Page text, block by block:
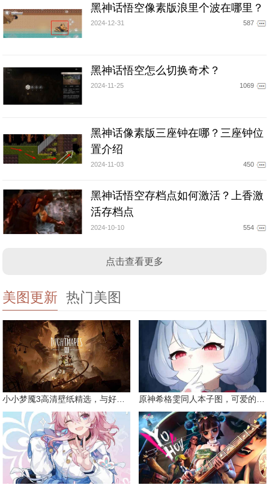
黑神话悟空像素版浪里个波在哪里？
2024-12-31 587
黑神话悟空怎么切换奇术？
2024-11-25 1069
黑神话像素版三座钟在哪？三座钟位
置介绍
2024-11-03 450
黑神话悟空存档点如何激活？上香激
活存档点
2024-10-10 554
点击查看更多
美图更新 热门美图